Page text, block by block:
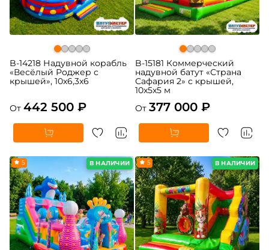
B-14218 Надувной корабль
«Весёлый Роджер с
крышей», 10х6,3х6
От 442 500 ₽
B-15181 Коммерческий
надувной батут «Страна
Сафария 2» с крышей,
10x5x5 м
От 377 000 ₽
В НАЛИЧИИ
5 В НАЛИЧИИ
5